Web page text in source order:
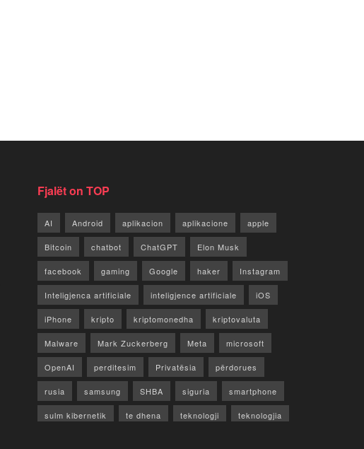
Fjalët on TOP
AI Android aplikacion aplikacione apple
Bitcoin chatbot ChatGPT Elon Musk
facebook gaming Google haker Instagram
Inteligjenca artificiale inteligjence artificiale iOS
iPhone kripto kriptomonedha kriptovaluta
Malware Mark Zuckerberg Meta microsoft
OpenAI perditesim Privatësia përdorues
rusia samsung SHBA siguria smartphone
sulm kibernetik te dhena teknologji teknologjia